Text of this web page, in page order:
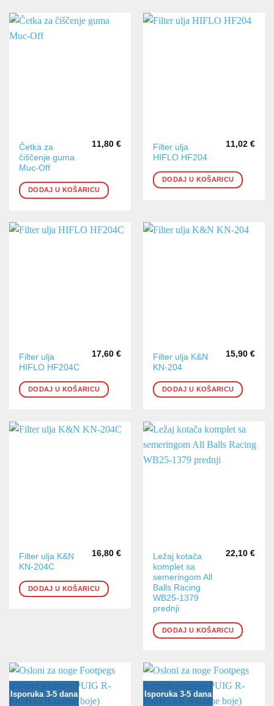
Četka za
čiščenje guma
Muc-Off
11,80 €
DODAJ U KOŠARICU
Filter ulja
HIFLO HF204
11,02 €
DODAJ U KOŠARICU
Filter ulja
HIFLO HF204C
17,60 €
DODAJ U KOŠARICU
Filter ulja K&N
KN-204
15,90 €
DODAJ U KOŠARICU
Filter ulja K&N
KN-204C
16,80 €
DODAJ U KOŠARICU
Ležaj kotača
komplet sa
semeringom All
Balls Racing
WB25-1379
prednji
22,10 €
DODAJ U KOŠARICU
Isporuka 3-5 dana Isporuka 3-5 dana